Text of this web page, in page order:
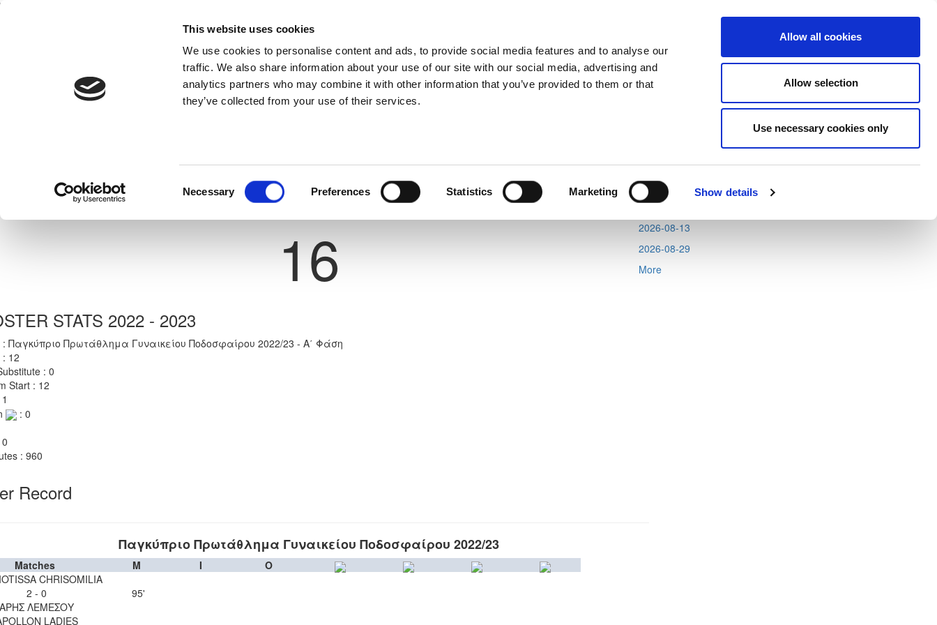
This website uses cookies
We use cookies to personalise content and ads, to provide social media features and to analyse our
traffic. We also share information about your use of our site with our social media, advertising and
analytics partners who may combine it with other information that you’ve provided to them or that
they’ve collected from your use of their services.
Necessary Preferences Statistics Marketing Show details
Allow all cookies
Allow selection
Use necessary cookies only
Competitions
Next
08/09/2004
16
STATS 2022 - 2023
: Παγκύπριο Πρωτάθλημα Γυναικείου Ποδοσφαίρου 2022/23 - Α΄ Φάση
: 12
: 0
Start : 12
: 0
: 960
Record
Παγκύπριο Πρωτάθλημα Γυναικείου Ποδοσφαίρου 2022/23
Matches M I
O
CHRISOMILIA
2 - 0
ΑΡΗΣ ΛΕΜΕΣΟΥ
95'
LADIES
Tweets by CyprusFA
2026-08-06
2026-08-11
2026-08-12
2026-08-13
2026-08-29
More